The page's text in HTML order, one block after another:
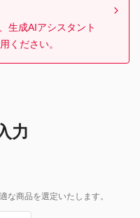
生成AIアシスタント
ください。
力
な商品を選定いたします。